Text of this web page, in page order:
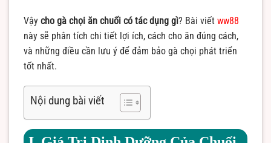
Vậy cho gà chọi ăn chuối có tác dụng gì? Bài viết ww88
này sẽ phân tích chi tiết lợi ích, cách cho ăn đúng cách,
và những điều cần lưu ý để đảm bảo gà chọi phát triển
tốt nhất.
Nội dung bài viết